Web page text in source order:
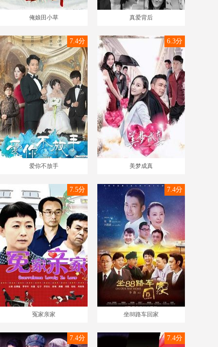
俺娘田小草 真爱背后
爱你不放手
7.4分
美梦成真
6.3分
冤家亲家
7.5分
坐88路车回家
7.4分
7.4分 7.4分